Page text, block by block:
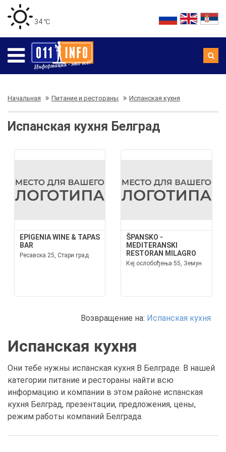
34 ℃
Начальная Питание и рестораны Испанская кухня
Испанская кухня Белград
EPIGENIA WINE & TAPAS
BAR
Ресавска 25, Стари град
ŠPANSKO -
MEDITERANSKI
RESTORAN MILAGRO
Кеј ослобођења 55, Земун
Возвращение на: Испанская кухня
Испанская кухня
Они тебе нужны испанская кухня В Белграде. В нашей
категории питание и рестораны найти всю
информацию и компании в этом районе испанская
кухня Белград, презентации, предложения, цены,
режим работы компаний Белграда.